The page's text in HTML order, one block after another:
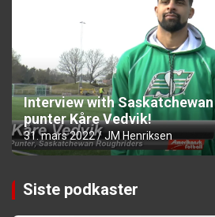
Interview with
punter Kåre Vedvik!
31. mars 2022 JM Henriksen
Siste podkaster